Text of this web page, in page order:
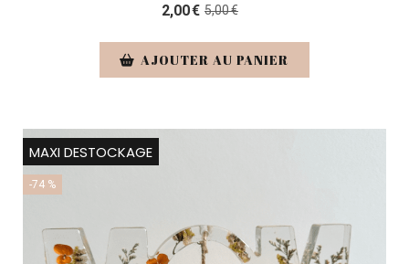
2,00€ 5,00€
AJOUTER AU PANIER
MAXI DESTOCKAGE
-74 %